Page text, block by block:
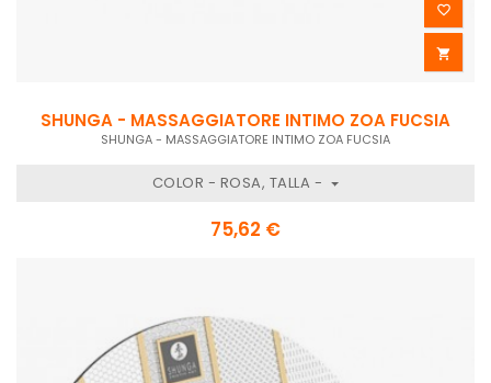


SHUNGA - MASSAGGIATORE INTIMO ZOA FUCSIA
SHUNGA - MASSAGGIATORE INTIMO ZOA FUCSIA
COLOR - ROSA, TALLA -
75,62 €